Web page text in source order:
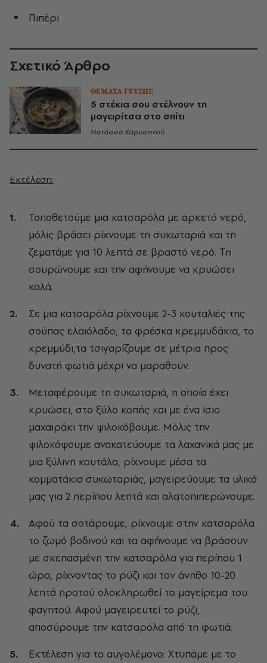
Πιπέρι
Σχετικό Άρθρο
ΘΕΜΑΤΑ ΓΕΥΣΗΣ
5 στέκια σου στέλνουν τη
μαγειρίτσα στο σπίτι
Νατάσσα Καρυστινού
Εκτέλεση:
Τοποθετούμε μια κατσαρόλα με αρκετό νερό,
μόλις βράσει ρίχνουμε τη συκωταριά και τη
ζεματάμε για 10 λεπτά σε βραστό νερό. Τη
σουρώνουμε και την αφήνουμε να κρυώσει
καλά.
Σε μια κατσαρόλα ρίχνουμε 2-3 κουταλιές της
σούπας ελαιόλαδο, τα φρέσκα κρεμμυδάκια, το
κρεμμύδι,τα τσιγαρίζουμε σε μέτρια προς
δυνατή φωτιά μέχρι να μαραθούν.
Μεταφέρουμε τη συκωταριά, η οποία έχει
κρυώσει, στο ξύλο κοπής και με ένα ίσιο
μαχαιράκι την ψιλοκόβουμε. Μόλις την
ψιλοκόψουμε ανακατεύουμε τα λαχανικά μας με
μια ξύλινη κουτάλα, ρίχνουμε μέσα τα
κομματάκια συκωταριάς, μαγειρεύουμε τα υλικά
μας για 2 περίπου λεπτά και αλατοπιπερώνουμε.
Αφού τα σοτάρουμε, ρίχνουμε στην κατσαρόλα
το ζωμό βοδινού και τα αφήνουμε να βράσουν
με σκεπασμένη την κατσαρόλα για περίπου 1
ώρα, ρίχνοντας το ρύζι και τον άνηθο 10-20
λεπτά προτού ολοκληρωθεί το μαγείρεμα του
φαγητού. Αφού μαγειρευτεί το ρύζι,
αποσύρουμε την κατσαρόλα από τη φωτιά.
Εκτέλεση για το αυγολέμονο: Χτυπάμε με το